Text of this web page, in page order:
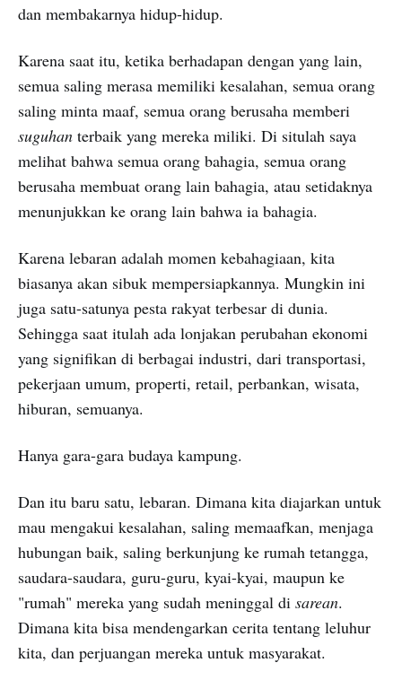
dan membakarnya hidup-hidup.
Karena saat itu, ketika berhadapan dengan yang lain,
semua saling merasa memiliki kesalahan, semua orang
saling minta maaf, semua orang berusaha memberi
suguhan terbaik yang mereka miliki. Di situlah saya
melihat bahwa semua orang bahagia, semua orang
berusaha membuat orang lain bahagia, atau setidaknya
menunjukkan ke orang lain bahwa ia bahagia.
Karena lebaran adalah momen kebahagiaan, kita
biasanya akan sibuk mempersiapkannya. Mungkin ini
juga satu-satunya pesta rakyat terbesar di dunia.
Sehingga saat itulah ada lonjakan perubahan ekonomi
yang signifikan di berbagai industri, dari transportasi,
pekerjaan umum, properti, retail, perbankan, wisata,
hiburan, semuanya.
Hanya gara-gara budaya kampung.
Dan itu baru satu, lebaran. Dimana kita diajarkan untuk
mau mengakui kesalahan, saling memaafkan, menjaga
hubungan baik, saling berkunjung ke rumah tetangga,
saudara-saudara, guru-guru, kyai-kyai, maupun ke
"rumah" mereka yang sudah meninggal di sarean.
Dimana kita bisa mendengarkan cerita tentang leluhur
kita, dan perjuangan mereka untuk masyarakat.